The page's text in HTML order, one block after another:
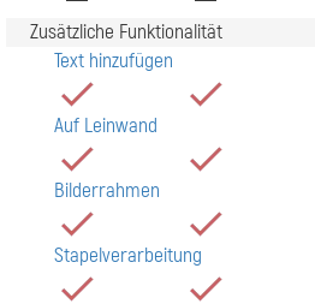
Zusätzliche Funktionalität
Text hinzufügen
Auf Leinwand
Bilderrahmen
Stapelverarbeitung